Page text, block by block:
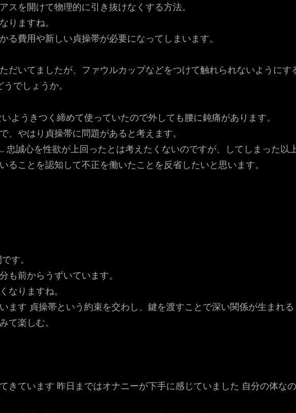
スを開けて物理的に引き抜けなくする方法。
りますね。
る費用や新しい貞操帯が必要になってしまいます。
だいてましたが、ファウルカップなどをつけて触れられないようにす
でしょうか。
ようきつく締めて使っていたので外しても腰に鈍痛があります。
、やはり貞操帯に問題があると考えます。
忠誠心を性欲が上回ったとは考えたくないのですが、してしまった以
ることを認知して不正を働いたことを反省したいと思います。
す。
も前からうずいています。
なりますね。
ます 貞操帯という約束を交わし、鍵を渡すことで深い関係が生まれ
て楽しむ。
きています 昨日まではオナニーが下手に感じていました 自分の体な